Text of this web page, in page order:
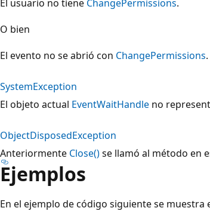
El usuario no tiene ChangePermissions.
O bien
El evento no se abrió con ChangePermissions.
SystemException
El objeto actual EventWaitHandle no
ObjectDisposedException
Anteriormente Close()se llamó al método en
Ejemplos
En el ejemplo de código siguiente se